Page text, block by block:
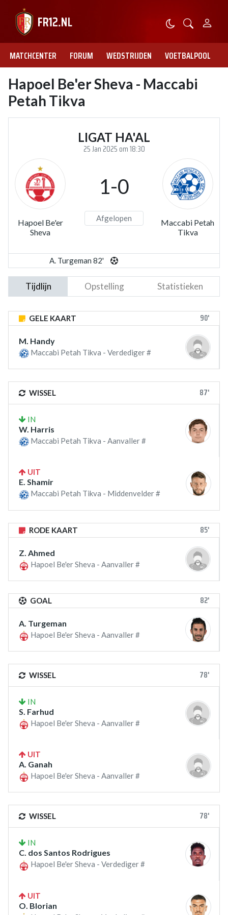
MATCHCENTER FORUM WEDSTRIJDEN VOETBALPOOL
Hapoel Be'er Sheva - Maccabi
Petah Tikva
LIGAT HA'AL
25 Jan 2025 om 18:30
Hapoel Be'er
Sheva
1-0
Afgelopen
Maccabi Petah
Tikva
A. Turgeman 82'
Tijdlijn Opstelling Statistieken
GELE KAART 90'
M. Handy
Maccabi Petah Tikva - Verdediger #
WISSEL 87'
IN
W. Harris
Maccabi Petah Tikva - Aanvaller #
UIT
E. Shamir
Maccabi Petah Tikva - Middenvelder #
RODE KAART 85'
Z. Ahmed
Hapoel Be'er Sheva - Aanvaller #
GOAL 82'
A. Turgeman
Hapoel Be'er Sheva - Aanvaller #
WISSEL 78'
IN
S. Farhud
Hapoel Be'er Sheva - Aanvaller #
UIT
A. Ganah
Hapoel Be'er Sheva - Aanvaller #
WISSEL 78'
IN
C. dos Santos Rodrigues
Hapoel Be'er Sheva - Verdediger #
UIT
O. Blorian